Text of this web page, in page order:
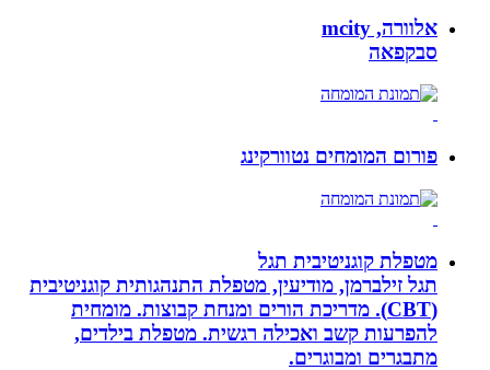
אלוורה, mcity
סבקפאה
פורום המומחים נטוורקינג
מטפלת קוגניטיבית תגל
תגל זילברמן, מודיעין, מטפלת התנהגותית קוגניטיבית
(CBT). מדריכת הורים ומנחת קבוצות. מומחית
להפרעות קשב ואכילה רגשית. מטפלת בילדים,
מתבגרים ומבוגרים.